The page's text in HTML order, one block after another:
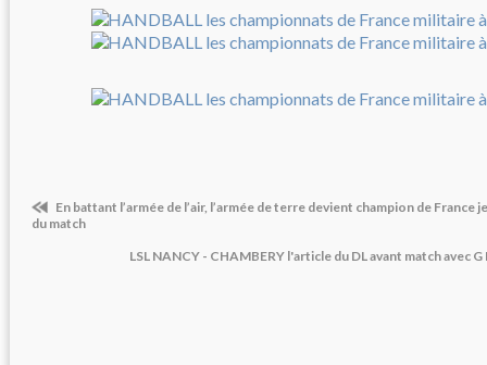
En battant l’armée de l’air, l’armée de terre devient champion de
du match
LSL NANCY - CHAMBERY l'article du DL avant match avec